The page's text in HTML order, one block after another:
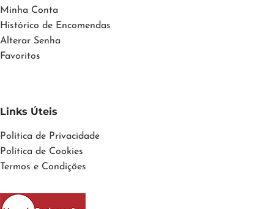
Minha Conta
Histórico de Encomendas
Alterar Senha
Favoritos
Links Úteis
Política de Privacidade
Política de Cookies
Termos e Condições